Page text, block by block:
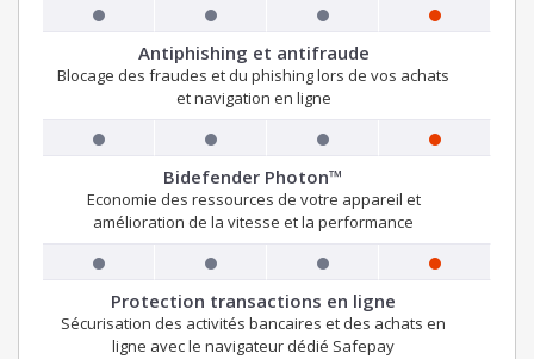
Antiphishing et antifraude
Blocage des fraudes et du phishing lors de vos achats
et navigation en ligne
Bidefender Photon™
Economie des ressources de votre appareil et
amélioration de la vitesse et la performance
Protection transactions en ligne
Sécurisation des activités bancaires et des achats en
ligne avec le navigateur dédié Safepay